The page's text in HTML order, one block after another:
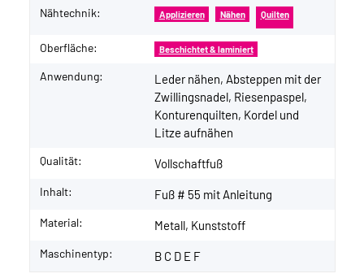
Nähtechnik: Applizieren Nähen Quilten
Oberfläche: Beschichtet & laminiert
Anwendung:
Leder nähen, Absteppen mit der
Zwillingsnadel, Riesenpaspel,
Konturenquilten, Kordel und
Litze aufnähen
Qualität: Vollschaftfuß
Inhalt: Fuß # 55 mit Anleitung
Material: Metall, Kunststoff
Maschinentyp: B C D E F